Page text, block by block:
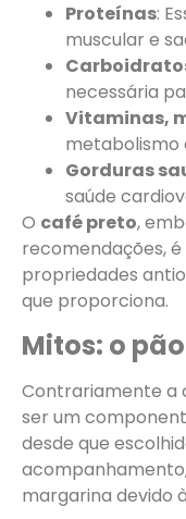
Proteínas:
muscular e
necessária
Vitaminas,
metabolismo
Gorduras
saúde
O café preto,
recomendações,
propriedades
que proporciona.
Mitos: o
Contrariamente a
ser um
desde que
margarina devido